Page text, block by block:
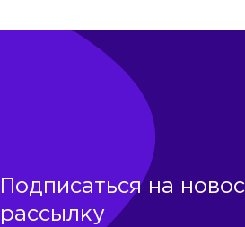
Подписаться на
рассылку